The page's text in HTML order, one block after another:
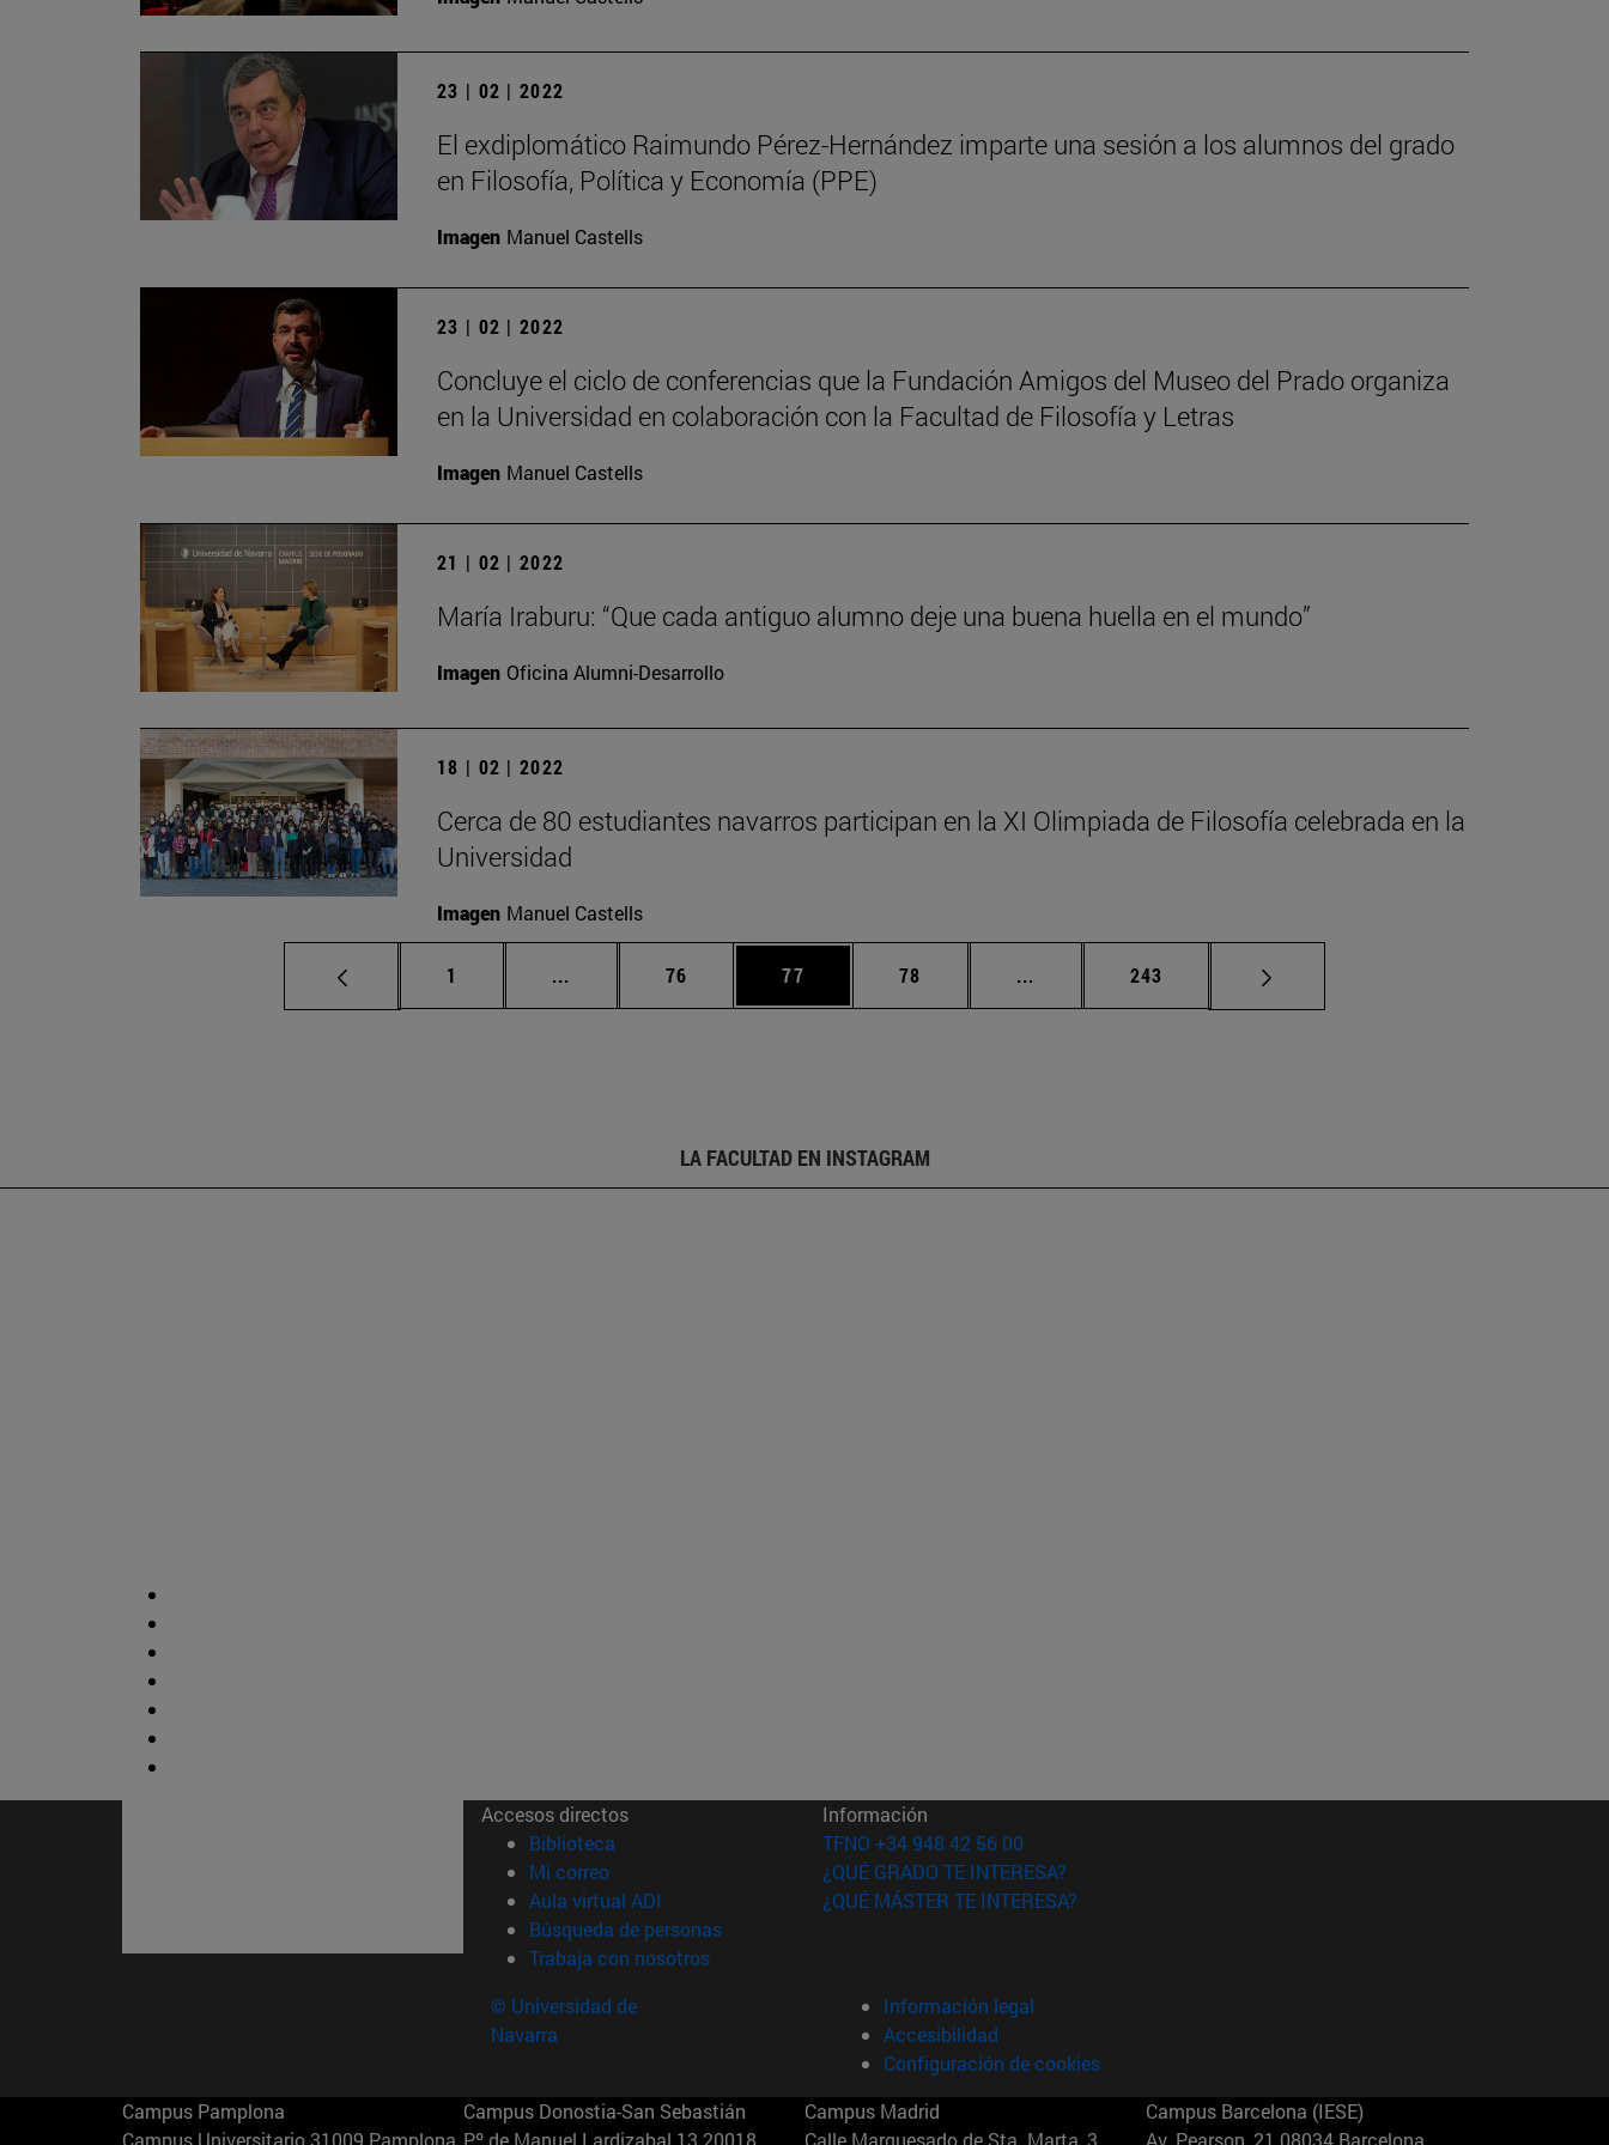
23 | 02 | 2022
El exdiplomático Raimundo Pérez-Hernández imparte una sesión a los alumnos del grado
en Filosofía, Política y Economía (PPE)
Imagen Manuel Castells
23 | 02 | 2022
Concluye el ciclo de conferencias que la Fundación Amigos del Museo del Prado organiza
en la Universidad en colaboración con la Facultad de Filosofía y Letras
Imagen Manuel Castells
21 | 02 | 2022
María Iraburu: “Que cada antiguo alumno deje una buena huella en el mundo”
Imagen Oficina Alumni-Desarrollo
18 | 02 | 2022
Cerca de 80 estudiantes navarros participan en la XI Olimpiada de Filosofía celebrada en la
Universidad
Imagen Manuel Castells
Página
1 ... Páginas intermedias Use TAB para desplazarse.
Página
76 Página
77 Página
78 ... Páginas intermedias Use TAB para desplazarse.
Página
243
LA FACULTAD EN INSTAGRAM
Accesos directos
Biblioteca (abre en nueva ventana)
Mi correo(abre en nueva ventana)
Aula virtual ADI (abre en nueva ventana)
Búsqueda de personas(abre en nueva ventana)
Trabaja con nosotros(abre en nueva ventana)
Información
TFNO +34 948 42 56 00
¿QUÉ GRADO TE INTERESA?
¿QUÉ MÁSTER TE INTERESA?
© Universidad de
Navarra
Información legal
Accesibilidad
Configuración de cookies
Campus Pamplona
Campus Universitario 31009 Pamplona
Campus Donostia-San Sebastián
Pº de Manuel Lardizabal 13 20018
Campus Madrid
Calle Marquesado de Sta. Marta, 3
Campus Barcelona (IESE)
Av. Pearson, 21 08034 Barcelona